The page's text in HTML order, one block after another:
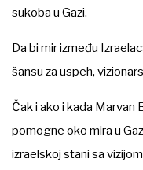
sukoba u Gazi.
Da bi mir između
šansu za uspeh,
Čak i ako i kada
pomogne oko mira u
izraelskoj stani sa